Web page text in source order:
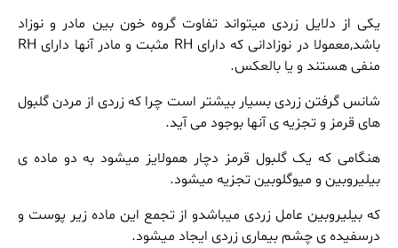
یکی از دلایل زردی میتواند تفاوت گروه خون بین مادر و نوزاد
باشد,معمولا در نوزادانی که دارای RH مثبت و مادر آنها دارای RH
منفی هستند و یا بالعکس.
شانس گرفتن زردی بسیار بیشتر است چرا که زردی از مردن گلبول
های قرمز و تجزیه ی آنها بوجود می آید.
هنگامی که یک گلبول قرمز دچار همولایز میشود به دو ماده ی
بیلیروبین و میوگلوبین تجزیه میشود.
که بیلیروبین عامل زردی میباشدو از تجمع این ماده زیر پوست و
درسفیده ی چشم بیماری زردی ایجاد میشود.